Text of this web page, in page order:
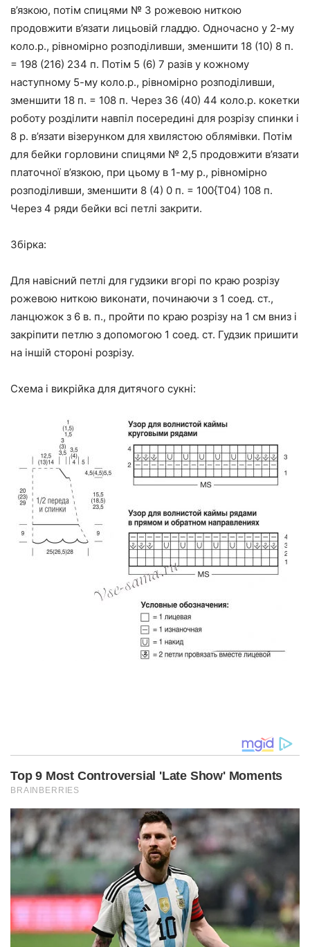
в’язкою, потім спицями № 3 рожевою ниткою
продовжити в’язати лицьовій гладдю. Одночасно у 2-му
коло.р., рівномірно розподіливши, зменшити 18 (10) 8 п.
= 198 (216) 234 п. Потім 5 (6) 7 разів у кожному
наступному 5-му коло.р., рівномірно розподіливши,
зменшити 18 п. = 108 п. Через 36 (40) 44 коло.р. кокетки
роботу розділити навпіл посередині для розрізу спинки і
8 р. в’язати візерунком для хвилястою облямівки. Потім
для бейки горловини спицями № 2,5 продовжити в’язати
платочної в’язкою, при цьому в 1-му р., рівномірно
розподіливши, зменшити 8 (4) 0 п. = 100{Т04) 108 п.
Через 4 ряди бейки всі петлі закрити.
Збірка:
Для навісний петлі для гудзики вгорі по краю розрізу
рожевою ниткою виконати, починаючи з 1 соед. ст.,
ланцюжок з 6 в. п., пройти по краю розрізу на 1 см вниз і
закріпити петлю з допомогою 1 соед. ст. Гудзик пришити
на іншій стороні розрізу.
Схема і викрійка для дитячого сукні: